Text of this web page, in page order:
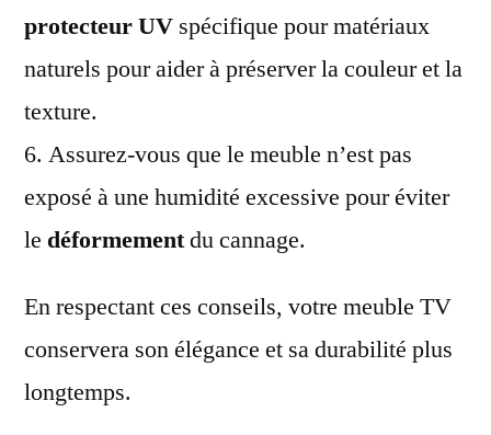
protecteur UV spécifique pour matériaux
naturels pour aider à préserver la couleur et la
texture.
6. Assurez-vous que le meuble n’est pas
exposé à une humidité excessive pour éviter
le déformementdu cannage.
En respectant ces conseils, votre meuble TV
conservera son élégance et sa durabilité plus
longtemps.